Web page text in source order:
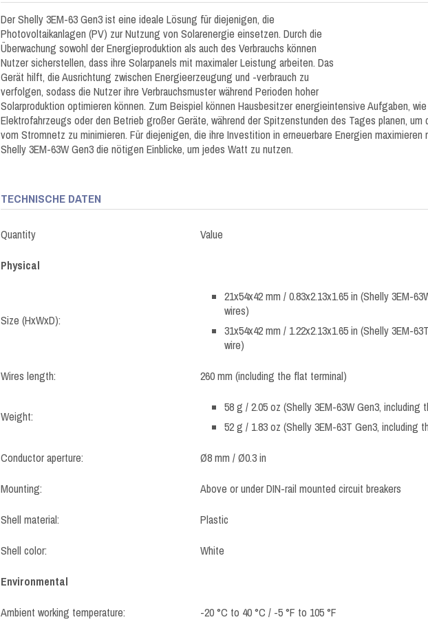
Der Shelly 3EM-63 Gen3 ist eine ideale Lösung für diejenigen, die
Photovoltaikanlagen (PV) zur Nutzung von Solarenergie einsetzen. Durch die
Überwachung sowohl der Energieproduktion als auch des Verbrauchs können
Nutzer sicherstellen, dass ihre Solarpanels mit maximaler Leistung arbeiten. Das
Gerät hilft, die Ausrichtung zwischen Energieerzeugung und -verbrauch zu
verfolgen, sodass die Nutzer ihre Verbrauchsmuster während Perioden hoher
Solarproduktion optimieren können. Zum Beispiel können Hausbesitzer energieintensive Aufgaben,
Elektrofahrzeugs oder den Betrieb großer Geräte, während der Spitzenstunden des Tages planen, um
vom Stromnetz zu minimieren. Für diejenigen, die ihre Investition in erneuerbare Energien
Shelly 3EM-63W Gen3 die nötigen Einblicke, um jedes Watt zu nutzen.
TECHNISCHE DATEN
Quantity Value
Physical
Size (HxWxD):
21x54x42 mm / 0.83x2.13x1.65 in (Shelly 3EM-
wires)
31x54x42 mm / 1.22x2.13x1.65 in (Shelly 3EM-
wire)
Wires length: 260 mm (including the flat terminal)
Weight:
58 g / 2.05 oz (Shelly 3EM-63W Gen3, including
52 g / 1.83 oz (Shelly 3EM-63T Gen3, including
Conductor aperture: Ø8 mm / Ø0.3 in
Mounting: Above or under DIN-rail mounted circuit breakers
Shell material: Plastic
Shell color: White
Environmental
Ambient working temperature: -20 °C to 40 °C / -5 °F to 105 °F